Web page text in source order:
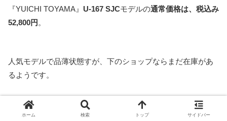
『YUICHI TOYAMA』 U-167 SJCモデルの通常価格は、税込み
52,800円 。
人気モデルで品薄状態すが、下のショップならまだ在庫があ
るようです。
正規取扱店のオンラインサイトを見る⇒
ホーム 検索 トップ サイドバー